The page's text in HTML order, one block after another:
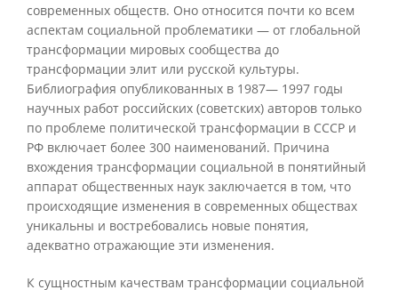
современных обществ. Оно относится почти ко всем
аспектам социальной проблематики — от глобальной
трансформации мировых сообщества до
трансформации элит или русской культуры.
Библиография опубликованных в 1987— 1997 годы
научных работ российских (советских) авторов только
по проблеме политической трансформации в СССР и
РФ включает более 300 наименований. Причина
вхождения трансформации социальной в понятийный
аппарат общественных наук заключается в том, что
происходящие изменения в современных обществах
уникальны и востребовались новые понятия,
адекватно отражающие эти изменения.
К сущностным качествам трансформации социальной